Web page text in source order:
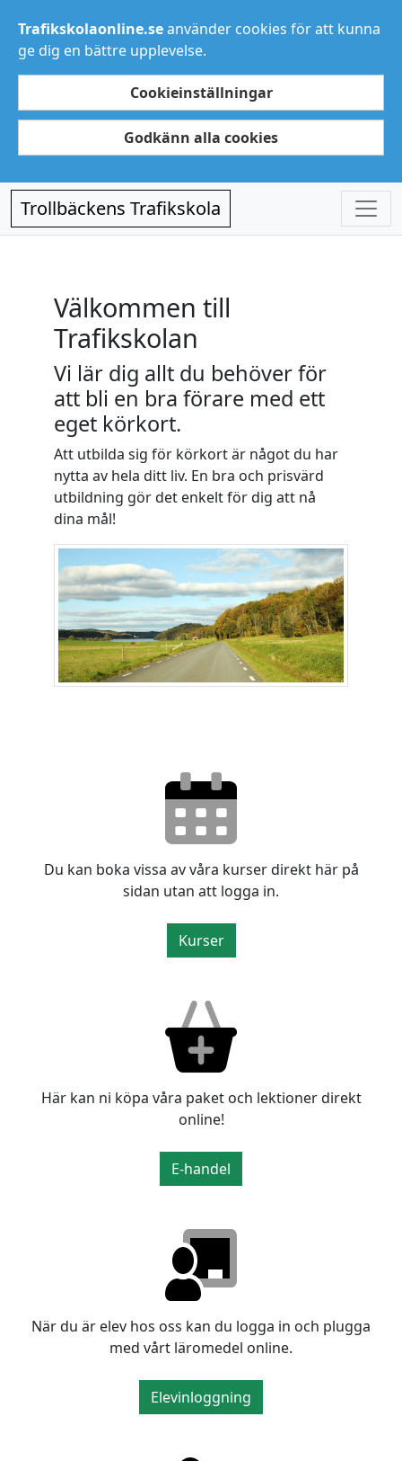
Trafikskolaonline.seanvänder cookies för att kunna
ge dig en bättre upplevelse.
Cookieinställningar
Godkänn alla cookies
Trollbäckens Trafikskola
Välkommen till
Trafikskolan
Vi lär dig allt du behöver för
att bli en bra förare med ett
eget körkort.
Att utbilda sig för körkort är något du har
nytta av hela ditt liv. En bra och prisvärd
utbildning gör det enkelt för dig att nå
dina mål!
Du kan boka vissa av våra kurser direkt här på
sidan utan att logga in.
Kurser
Här kan ni köpa våra paket och lektioner direkt
online!
E-handel
När du är elev hos oss kan du logga in och plugga
med vårt läromedel online.
Elevinloggning